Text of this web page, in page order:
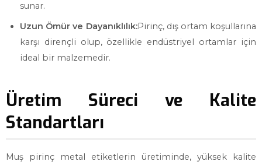
sunar.
Uzun Ömür ve Dayanıklılık:Pirinç, dış ortam koşullarına
karşı dirençli olup, özellikle endüstriyel ortamlar için
ideal bir malzemedir.
Üretim Süreci ve Kalite
Standartları
Muş pirinç metal etiketlerin üretiminde, yüksek kalite